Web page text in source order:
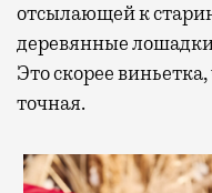
отсылающей к
деревянные
Это скорее
точная.